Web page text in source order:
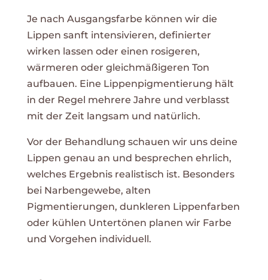
Je nach Ausgangsfarbe können wir die
Lippen sanft intensivieren, definierter
wirken lassen oder einen rosigeren,
wärmeren oder gleichmäßigeren Ton
aufbauen. Eine Lippenpigmentierung hält
in der Regel mehrere Jahre und verblasst
mit der Zeit langsam und natürlich.
Vor der Behandlung schauen wir uns deine
Lippen genau an und besprechen ehrlich,
welches Ergebnis realistisch ist. Besonders
bei Narbengewebe, alten
Pigmentierungen, dunkleren Lippenfarben
oder kühlen Untertönen planen wir Farbe
und Vorgehen individuell.